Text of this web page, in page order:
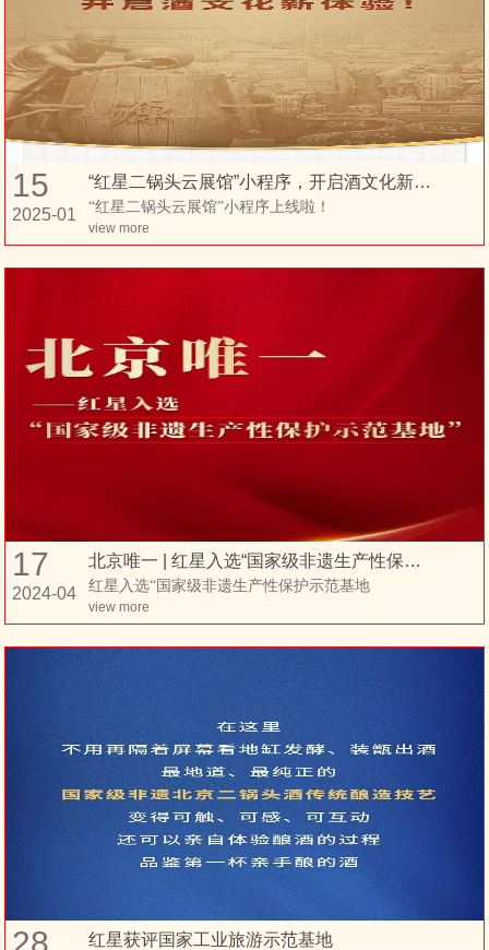
15
2025-01
“红星二锅头云展馆”小程序，开启酒文化新体验！
“红星二锅头云展馆”小程序上线啦！
view more
17
2024-04
北京唯一 | 红星入选“国家级非遗生产性保护示范基地”
红星入选“国家级非遗生产性保护示范基地
view more
28 红星获评国家工业旅游示范基地